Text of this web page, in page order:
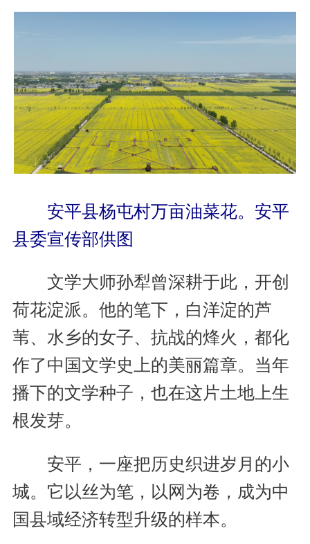
安平县杨屯村万亩油菜花。安平
县委宣传部供图
文学大师孙犁曾深耕于此，开创
荷花淀派。他的笔下，白洋淀的芦
苇、水乡的女子、抗战的烽火，都化
作了中国文学史上的美丽篇章。当年
播下的文学种子，也在这片土地上生
根发芽。
安平，一座把历史织进岁月的小
城。它以丝为笔，以网为卷，成为中
国县域经济转型升级的样本。